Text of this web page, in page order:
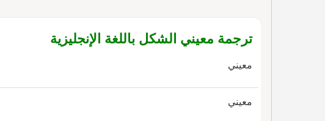
ترجمة معيني الشكل باللغة الإنجليزية
معيني
معيني